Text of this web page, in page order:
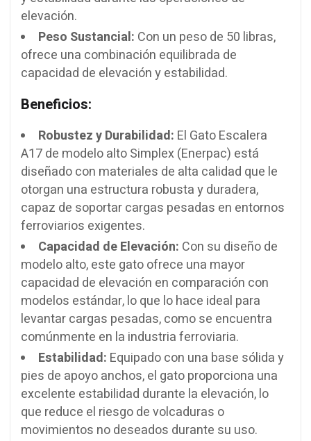
elevación.
Peso Sustancial: Con un peso de 50 libras,
ofrece una combinación equilibrada de
capacidad de elevación y estabilidad.
Beneficios:
Robustez y Durabilidad: El Gato Escalera
A17 de modelo alto Simplex (Enerpac) está
diseñado con materiales de alta calidad que le
otorgan una estructura robusta y duradera,
capaz de soportar cargas pesadas en entornos
ferroviarios exigentes.
Capacidad de Elevación: Con su diseño de
modelo alto, este gato ofrece una mayor
capacidad de elevación en comparación con
modelos estándar, lo que lo hace ideal para
levantar cargas pesadas, como se encuentra
comúnmente en la industria ferroviaria.
Estabilidad: Equipado con una base sólida y
pies de apoyo anchos, el gato proporciona una
excelente estabilidad durante la elevación, lo
que reduce el riesgo de volcaduras o
movimientos no deseados durante su uso.